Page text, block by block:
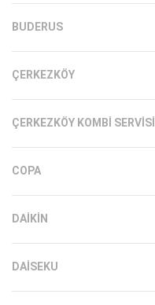
BUDERUS
ÇERKEZKÖY
ÇERKEZKÖY KOMBI SERVISI
COPA
DAIKIN
DAISEKU